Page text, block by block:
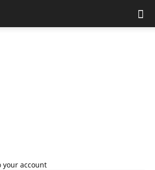
your account